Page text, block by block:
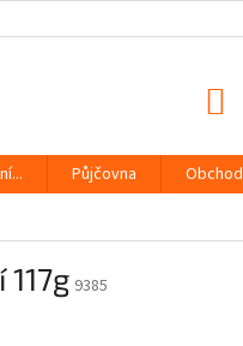
Půjčovna
9385